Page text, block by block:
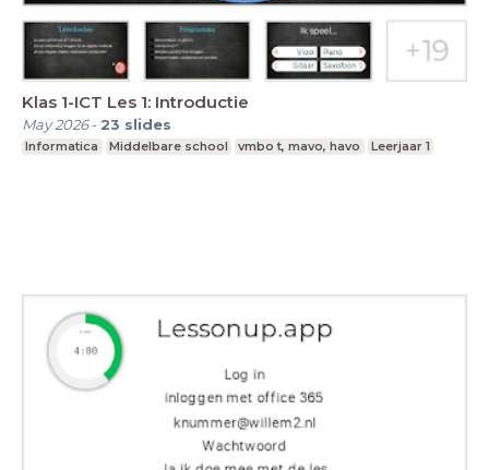
Klas 1-ICT Les 1: Introductie
May 2026- 23 slides
Informatica Middelbare school vmbo t, mavo, havo Leerjaar 1